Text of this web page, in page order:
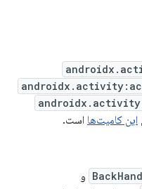
این کامیت‌ها است.
و